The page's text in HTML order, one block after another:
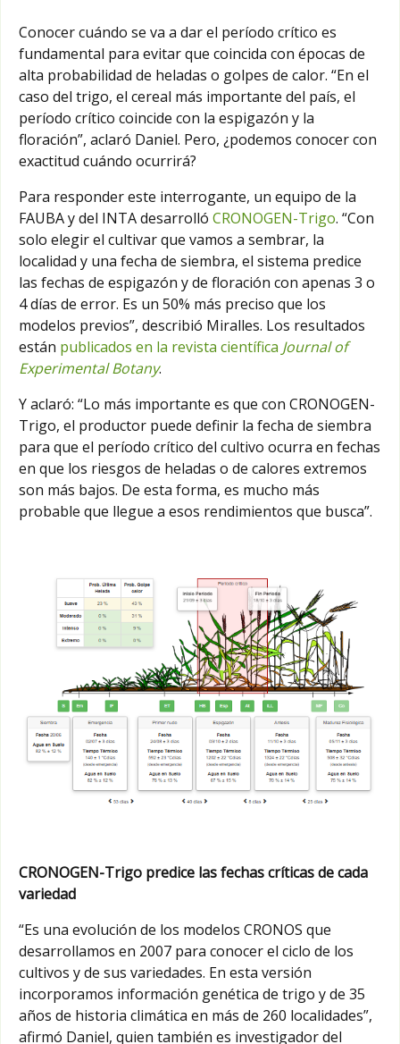
Conocer cuándo se va a dar el período crítico es
fundamental para evitar que coincida con épocas de
alta probabilidad de heladas o golpes de calor. “En el
caso del trigo, el cereal más importante del país, el
período crítico coincide con la espigazón y la
floración”, aclaró Daniel. Pero, ¿podemos conocer con
exactitud cuándo ocurrirá?
Para responder este interrogante, un equipo de la
FAUBA y del INTA desarrolló CRONOGEN-Trigo. “Con
solo elegir el cultivar que vamos a sembrar, la
localidad y una fecha de siembra, el sistema predice
las fechas de espigazón y de floración con apenas 3 o
4 días de error. Es un 50% más preciso que los
modelos previos”, describió Miralles. Los resultados
están publicados en la revista científica Journal of
Experimental Botany.
Y aclaró: “Lo más importante es que con CRONOGEN-
Trigo, el productor puede definir la fecha de siembra
para que el período crítico del cultivo ocurra en fechas
en que los riesgos de heladas o de calores extremos
son más bajos. De esta forma, es mucho más
probable que llegue a esos rendimientos que busca”.
CRONOGEN-Trigo predice las fechas críticas de cada
variedad
“Es una evolución de los modelos CRONOS que
desarrollamos en 2007 para conocer el ciclo de los
cultivos y de sus variedades. En esta versión
incorporamos información genética de trigo y de 35
años de historia climática en más de 260 localidades”,
afirmó Daniel, quien también es investigador del